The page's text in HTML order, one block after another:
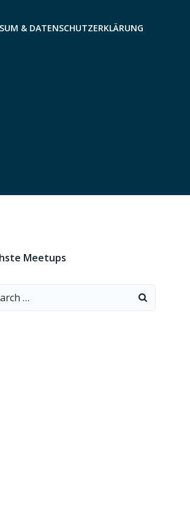
& DATENSCHUTZERKLÄRUNG
Meetups